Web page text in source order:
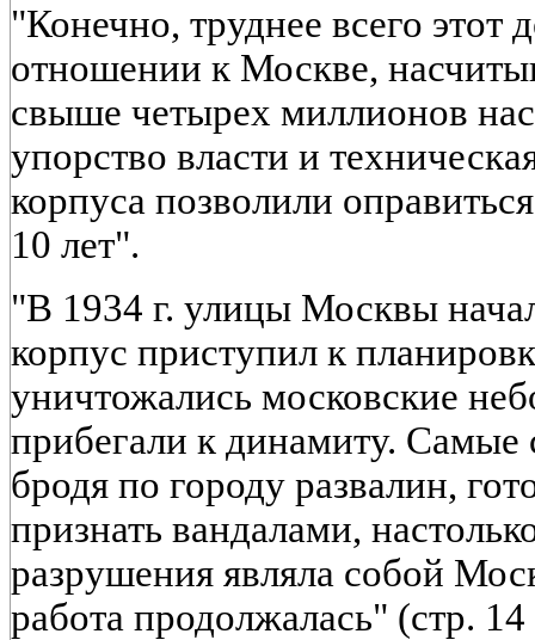
"Конечно, труднее всего этот
отношении к Москве,
свыше четырех миллионов
упорство власти и
корпуса позволили
10 лет".
"В 1934 г. улицы Москвы
корпус приступил к
уничтожались московские
прибегали к динамиту.
бродя по городу развалин,
признать вандалами,
разрушения являла собой
работа продолжалась" (стр.